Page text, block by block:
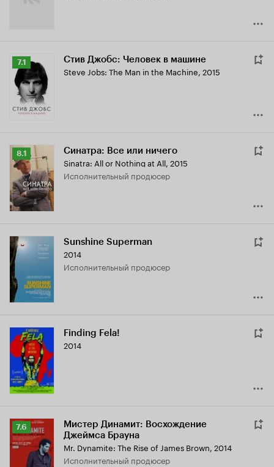
Рейтинг
Кинопоиска
7.1
7.1 Стив Джобс: Человек в машине
Steve Jobs: The Man in the Machine, 2015
Рейтинг
Кинопоиска
8.1
8.1 Синатра: Все или ничего
Sinatra: All or Nothing at All, 2015
исполнительный продюсер
Sunshine Superman
2014
исполнительный продюсер
Finding Fela!
2014
Рейтинг
Кинопоиска
7.6
7.6
Мистер Динамит: Восхождение
Джеймса Брауна
Mr. Dynamite: The Rise of James Brown, 2014
исполнительный продюсер